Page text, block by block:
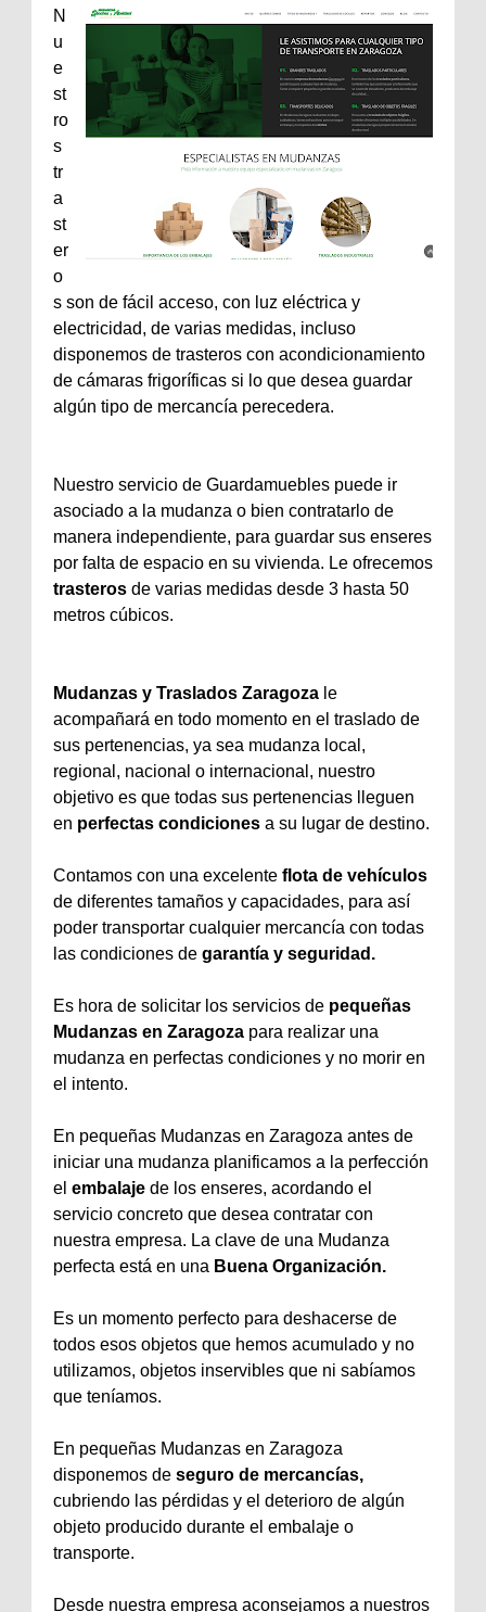
N
u
e
st
ro
s
tr
a
st
er
o
s son de fácil acceso, con luz eléctrica y
electricidad, de varias medidas, incluso
disponemos de trasteros con acondicionamiento
de cámaras frigoríficas si lo que desea guardar
algún tipo de mercancía perecedera.
Nuestro servicio de Guardamuebles puede ir
asociado a la mudanza o bien contratarlo de
manera independiente, para guardar sus enseres
por falta de espacio en su vivienda. Le ofrecemos
trasteros de varias medidas desde 3 hasta 50
metros cúbicos.
Mudanzas y Traslados Zaragoza le
acompañará en todo momento en el traslado de
sus pertenencias, ya sea mudanza local,
regional, nacional o internacional, nuestro
objetivo es que todas sus pertenencias lleguen
en perfectas condiciones a su lugar de destino.
Contamos con una excelente flota de vehículos
de diferentes tamaños y capacidades, para así
poder transportar cualquier mercancía con todas
las condiciones de garantía y seguridad.
Es hora de solicitar los servicios de pequeñas
Mudanzas en Zaragoza para realizar una
mudanza en perfectas condiciones y no morir en
el intento.
En pequeñas Mudanzas en Zaragoza antes de
iniciar una mudanza planificamos a la perfección
el embalaje de los enseres, acordando el
servicio concreto que desea contratar con
nuestra empresa. La clave de una Mudanza
perfecta está en una Buena Organización.
Es un momento perfecto para deshacerse de
todos esos objetos que hemos acumulado y no
utilizamos, objetos inservibles que ni sabíamos
que teníamos.
En pequeñas Mudanzas en Zaragoza
disponemos de seguro de mercancías,
cubriendo las pérdidas y el deterioro de algún
objeto producido durante el embalaje o
transporte.
Desde nuestra empresa aconsejamos a nuestros